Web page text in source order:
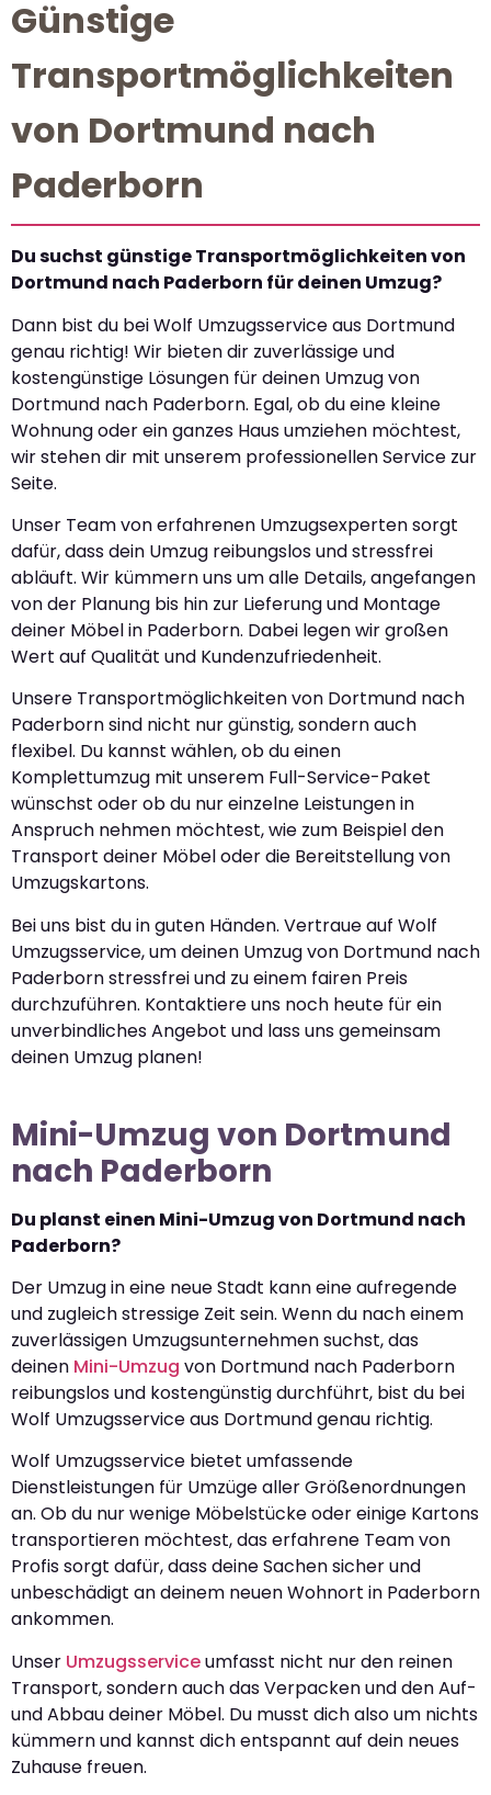
Günstige
Transportmöglichkeiten
von Dortmund nach
Paderborn
Du suchst günstige Transportmöglichkeiten von
Dortmund nach Paderborn für deinen Umzug?
Dann bist du bei Wolf Umzugsservice aus Dortmund
genau richtig! Wir bieten dir zuverlässige und
kostengünstige Lösungen für deinen Umzug von
Dortmund nach Paderborn. Egal, ob du eine kleine
Wohnung oder ein ganzes Haus umziehen möchtest,
wir stehen dir mit unserem professionellen Service zur
Seite.
Unser Team von erfahrenen Umzugsexperten sorgt
dafür, dass dein Umzug reibungslos und stressfrei
abläuft. Wir kümmern uns um alle Details, angefangen
von der Planung bis hin zur Lieferung und Montage
deiner Möbel in Paderborn. Dabei legen wir großen
Wert auf Qualität und Kundenzufriedenheit.
Unsere Transportmöglichkeiten von Dortmund nach
Paderborn sind nicht nur günstig, sondern auch
flexibel. Du kannst wählen, ob du einen
Komplettumzug mit unserem Full-Service-Paket
wünschst oder ob du nur einzelne Leistungen in
Anspruch nehmen möchtest, wie zum Beispiel den
Transport deiner Möbel oder die Bereitstellung von
Umzugskartons.
Bei uns bist du in guten Händen. Vertraue auf Wolf
Umzugsservice, um deinen Umzug von Dortmund nach
Paderborn stressfrei und zu einem fairen Preis
durchzuführen. Kontaktiere uns noch heute für ein
unverbindliches Angebot und lass uns gemeinsam
deinen Umzug planen!
Mini-Umzug von Dortmund
nach Paderborn
Du planst einen Mini-Umzug von Dortmund nach
Paderborn?
Der Umzug in eine neue Stadt kann eine aufregende
und zugleich stressige Zeit sein. Wenn du nach einem
zuverlässigen Umzugsunternehmen suchst, das
deinen Mini-Umzug von Dortmund nach Paderborn
reibungslos und kostengünstig durchführt, bist du bei
Wolf Umzugsservice aus Dortmund genau richtig.
Wolf Umzugsservice bietet umfassende
Dienstleistungen für Umzüge aller Größenordnungen
an. Ob du nur wenige Möbelstücke oder einige Kartons
transportieren möchtest, das erfahrene Team von
Profis sorgt dafür, dass deine Sachen sicher und
unbeschädigt an deinem neuen Wohnort in Paderborn
ankommen.
Unser Umzugsserviceumfasst nicht nur den reinen
Transport, sondern auch das Verpacken und den Auf-
und Abbau deiner Möbel. Du musst dich also um nichts
kümmern und kannst dich entspannt auf dein neues
Zuhause freuen.